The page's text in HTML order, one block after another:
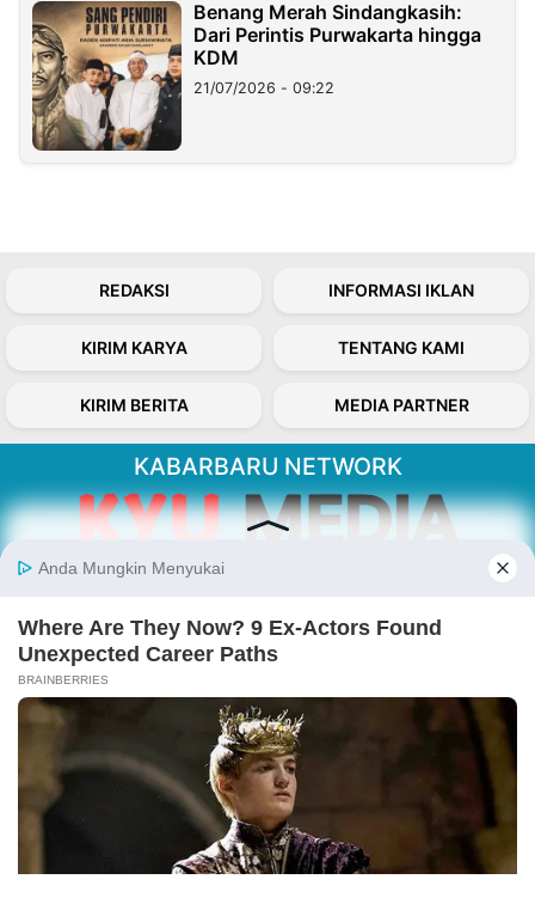
Benang Merah Sindangkasih:
Dari Perintis Purwakarta hingga
KDM
21/07/2026 - 09:22
REDAKSI INFORMASI IKLAN
KIRIM KARYA TENTANG KAMI
KIRIM BERITA MEDIA PARTNER
KABARBARU NETWORK
Kabarbaru.co menyajikan berita aktual dan
Follow Kabarbaru